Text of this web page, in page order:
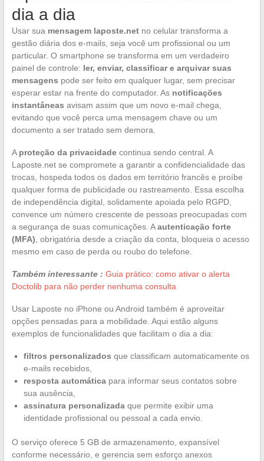
dia a dia
Usar sua mensagem laposte.netno celular transforma a
gestão diária dos e-mails, seja você um profissional ou um
particular. O smartphone se transforma em um verdadeiro
painel de controle: ler, enviar, classificar e arquivar suas
mensagens pode ser feito em qualquer lugar, sem precisar
esperar estar na frente do computador. As notificações
instantâneas avisam assim que um novo e-mail chega,
evitando que você perca uma mensagem chave ou um
documento a ser tratado sem demora.
A proteção da privacidadecontinua sendo central. A
Laposte.net se compromete a garantir a confidencialidade das
trocas, hospeda todos os dados em território francês e proíbe
qualquer forma de publicidade ou rastreamento. Essa escolha
de independência digital, solidamente apoiada pelo RGPD,
convence um número crescente de pessoas preocupadas com
a segurança de suas comunicações. Aautenticação forte
(MFA) , obrigatória desde a criação da conta, bloqueia o acesso
mesmo em caso de perda ou roubo do telefone.
Também interessante : Guia prático: como ativar o alerta
Doctolib para não perder nenhuma consulta
Usar Laposte no iPhone ou Android também é aproveitar
opções pensadas para a mobilidade. Aqui estão alguns
exemplos de funcionalidades que facilitam o dia a dia:
filtros personalizados que classificam automaticamente os
e-mails recebidos,
resposta automáticapara informar seus contatos sobre
sua ausência,
assinatura personalizadaque permite exibir uma
identidade profissional ou pessoal a cada envio.
O serviço oferece 5 GB de armazenamento, expansível
conforme necessário, e gerencia sem esforço anexos